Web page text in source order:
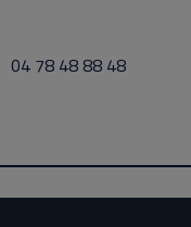
04 78 48 88 48
initiation 2026-07-